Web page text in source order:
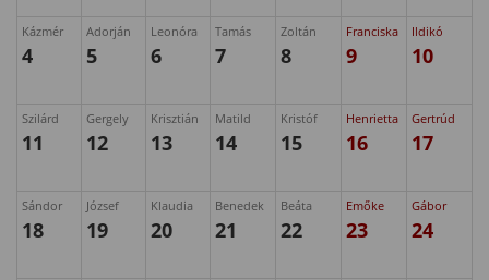
Kázmér
4
Adorján
5
Leonóra
6
Tamás
7
Zoltán
8
Franciska
9
Ildikó
10
Szilárd
11
Gergely
12
Krisztián
13
Matild
14
Kristóf
15
Henrietta
16
Gertrúd
17
Sándor
18
József
19
Klaudia
20
Benedek
21
Beáta
22
Emőke
23
Gábor
24